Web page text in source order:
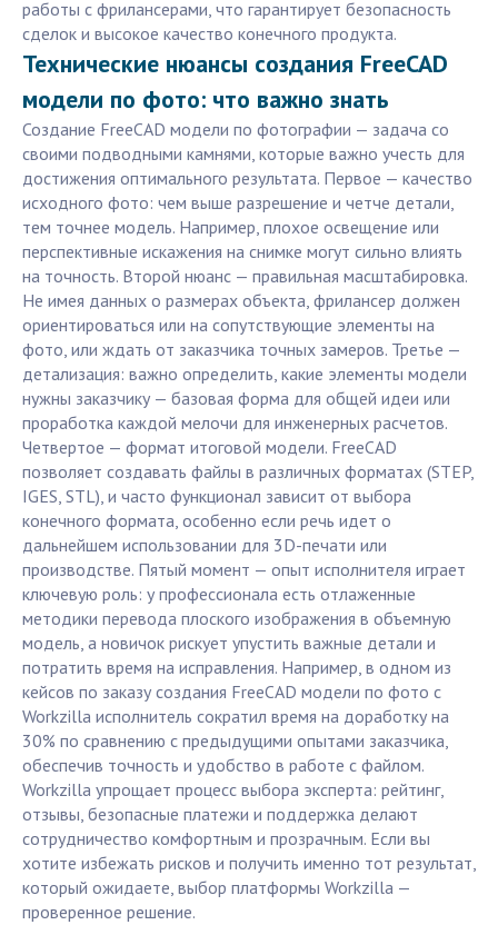
работы с фрилансерами, что гарантирует безопасность
сделок и высокое качество конечного продукта.
Технические нюансы создания FreeCAD
модели по фото: что важно знать
Создание FreeCAD модели по фотографии — задача со
своими подводными камнями, которые важно учесть для
достижения оптимального результата. Первое — качество
исходного фото: чем выше разрешение и четче детали,
тем точнее модель. Например, плохое освещение или
перспективные искажения на снимке могут сильно влиять
на точность. Второй нюанс — правильная масштабировка.
Не имея данных о размерах объекта, фрилансер должен
ориентироваться или на сопутствующие элементы на
фото, или ждать от заказчика точных замеров. Третье —
детализация: важно определить, какие элементы модели
нужны заказчику — базовая форма для общей идеи или
проработка каждой мелочи для инженерных расчетов.
Четвертое — формат итоговой модели. FreeCAD
позволяет создавать файлы в различных форматах (STEP,
IGES, STL), и часто функционал зависит от выбора
конечного формата, особенно если речь идет о
дальнейшем использовании для 3D-печати или
производстве. Пятый момент — опыт исполнителя играет
ключевую роль: у профессионала есть отлаженные
методики перевода плоского изображения в объемную
модель, а новичок рискует упустить важные детали и
потратить время на исправления. Например, в одном из
кейсов по заказу создания FreeCAD модели по фото с
Workzilla исполнитель сократил время на доработку на
30% по сравнению с предыдущими опытами заказчика,
обеспечив точность и удобство в работе с файлом.
Workzilla упрощает процесс выбора эксперта: рейтинг,
отзывы, безопасные платежи и поддержка делают
сотрудничество комфортным и прозрачным. Если вы
хотите избежать рисков и получить именно тот результат,
который ожидаете, выбор платформы Workzilla —
проверенное решение.